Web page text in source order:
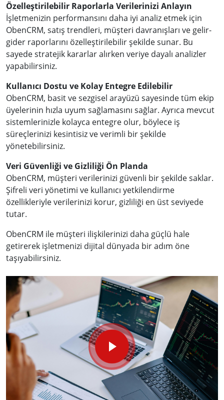
Özelleştirilebilir Raporlarla Verilerinizi Anlayın
İşletmenizin performansını daha iyi analiz etmek için
ObenCRM, satış trendleri, müşteri davranışları ve gelir-
gider raporlarını özelleştirilebilir şekilde sunar. Bu
sayede stratejik kararlar alırken veriye dayalı analizler
yapabilirsiniz.
Kullanıcı Dostu ve Kolay Entegre Edilebilir
ObenCRM, basit ve sezgisel arayüzü sayesinde tüm ekip
üyelerinin hızla uyum sağlamasını sağlar. Ayrıca mevcut
sistemlerinizle kolayca entegre olur, böylece iş
süreçlerinizi kesintisiz ve verimli bir şekilde
yönetebilirsiniz.
Veri Güvenliği ve Gizliliği Ön Planda
ObenCRM, müşteri verilerinizi güvenli bir şekilde saklar.
Şifreli veri yönetimi ve kullanıcı yetkilendirme
özellikleriyle verilerinizi korur, gizliliği en üst seviyede
tutar.
ObenCRM ile müşteri ilişkilerinizi daha güçlü hale
getirerek işletmenizi dijital dünyada bir adım öne
taşıyabilirsiniz.